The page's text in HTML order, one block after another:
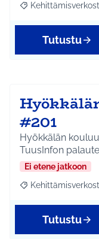
Rajaa tulokset
Tutustu
#201
Hyökkälän kouluun
TuusInfon
Ei etene jatkoon
Rajaa tulokset
Tutustu